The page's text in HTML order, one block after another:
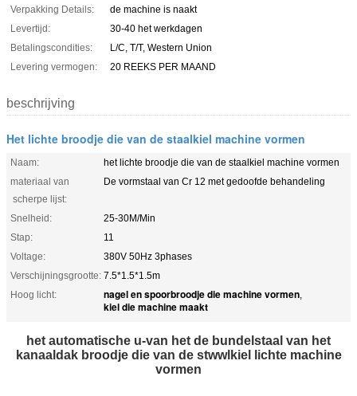
Verpakking Details:
de machine is naakt
Levertijd:
30-40 het werkdagen
Betalingscondities:
L/C, T/T, Western Union
Levering vermogen:
20 REEKS PER MAAND
beschrijving
Het lichte broodje die van de staalkiel machine vormen
Naam:
het lichte broodje die van de staalkiel machine vormen
materiaal van
scherpe lijst:
De vormstaal van Cr 12 met gedoofde behandeling
Snelheid:
25-30M/Min
Stap:
11
Voltage:
380V 50Hz 3phases
Verschijningsgrootte: 7.5*1.5*1.5m
Hoog licht:
nagel en spoorbroodje die machine vormen,
kiel die machine maakt
het automatische u-van het de bundelstaal van het
kanaaldak broodje die van de stwwlkiel lichte machine
vormen